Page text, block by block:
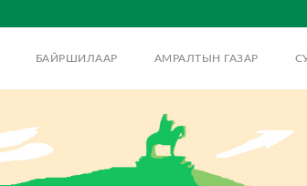
БАЙРШИЛААР АМРАЛТЫН ГАЗАР